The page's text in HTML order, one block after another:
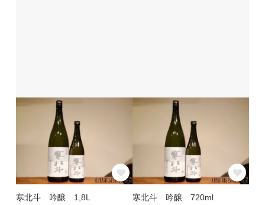
寒北斗 吟醸 1,8L 寒北斗 吟醸 720ml